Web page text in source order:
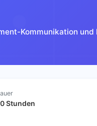
Kommunikation und
Stunden